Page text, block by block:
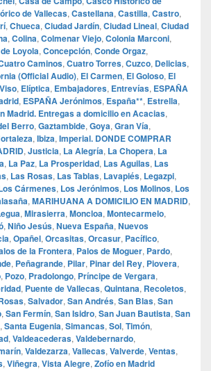
de Vallecas, Castellana, Castilla, Castro,
, Chueca, Ciudad Jardín, Ciudad Lineal, Ciudad
, Colina, Colmenar Viejo, Colonia Marconi,
Loyola, Concepción, Conde Orgaz,
Caminos, Cuatro Torres, Cuzco, Delicias,
(Official Audio), El Carmen, El Goloso, El
, Elíptica, Embajadores, Entrevías, ESPAÑA
, ESPAÑA Jerónimos, España**, Estrella,
Madrid. Entregas a domicilio en Acacias,
Berro, Gaztambide, Goya, Gran Vía,
, Ibiza, Imperial. DONDE COMPRAR
, Justicia, La Alegría, La Chopera, La
, La Paz, La Prosperidad, Las Aguilas, Las
, Las Rosas, Las Tablas, Lavapiés, Legazpi,
Cármenes, Los Jerónimos, Los Molinos, Los
, MARIHUANA A DOMICILIO EN MADRID,
, Mirasierra, Moncloa, Montecarmelo,
, Niño Jesús, Nueva España, Nuevos
, Opañel, Orcasitas, Orcasur, Pacífico,
de la Frontera, Palos de Moguer, Pardo,
, Peñagrande, Pilar, Pinar del Rey, Piovera,
, Pozo, Pradolongo, Príncipe de Vergara,
, Puente de Vallecas, Quintana, Recoletos,
, Salvador, San Andrés, San Blas, San
, San Fermín, San Isidro, San Juan Bautista, San
, Santa Eugenia, Simancas, Sol, Timón,
, Valdeacederas, Valdebernardo,
, Valdezarza, Vallecas, Valverde, Ventas,
, Viñegra, Vista Alegre, Zofío en Madrid